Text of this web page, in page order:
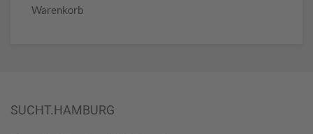
Warenkorb
SUCHT.HAMBURG